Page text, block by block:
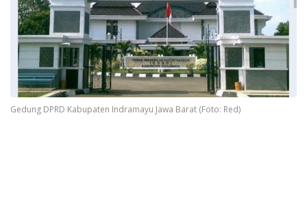
Gedung DPRD Kabupaten Indramayu Jawa Barat (Foto: Red)